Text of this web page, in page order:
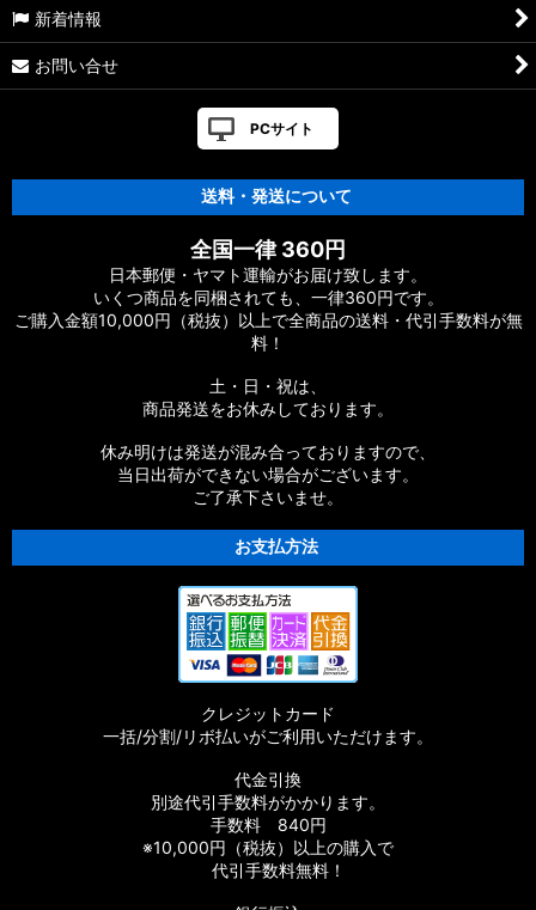
新着情報
お問い合せ
PCサイト
送料・発送について
全国一律 360円
日本郵便・ヤマト運輸がお届け致します。
いくつ商品を同梱されても、一律360円です。
ご購入金額10,000円（税抜）以上で全商品の送料・代引手数料が無
料！
土・日・祝は、
商品発送をお休みしております。
休み明けは発送が混み合っておりますので、
当日出荷ができない場合がございます。
ご了承下さいませ。
お支払方法
クレジットカード
一括/分割/リボ払いがご利用いただけます。
代金引換
別途代引手数料がかかります。
手数料 840円
※10,000円（税抜）以上の購入で
代引手数料無料！